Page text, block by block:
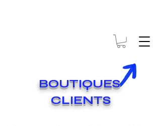
BOUTIQUES
CLIENTS